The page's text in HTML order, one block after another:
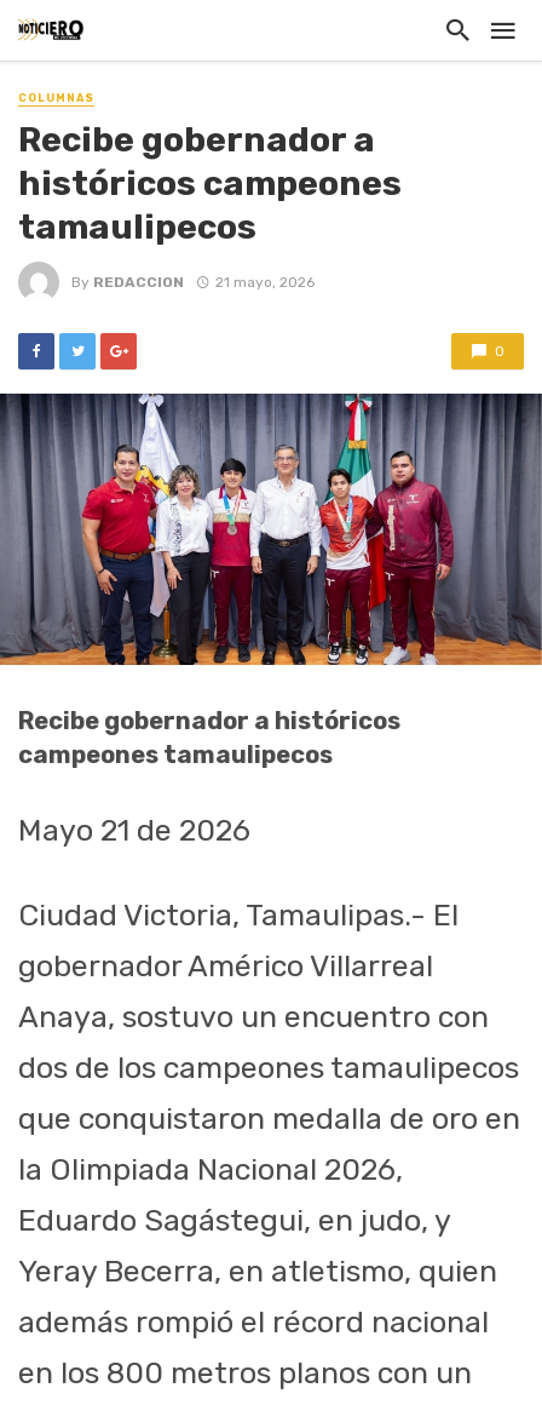
COLUMNAS
Recibe gobernador a
históricos campeones
tamaulipecos
By REDACCION 21 mayo, 2026
0
Recibe gobernador a históricos
campeones tamaulipecos
Mayo 21 de 2026
Ciudad Victoria, Tamaulipas.- El
gobernador Américo Villarreal
Anaya, sostuvo un encuentro con
dos de los campeones tamaulipecos
que conquistaron medalla de oro en
la Olimpiada Nacional 2026,
Eduardo Sagástegui, en judo, y
Yeray Becerra, en atletismo, quien
además rompió el récord nacional
en los 800 metros planos con un